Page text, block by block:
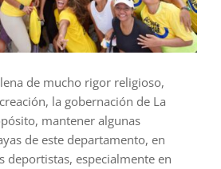
de mucho rigor religioso,
la gobernación de La
mantener algunas
de este departamento, en
deportistas, especialmente en